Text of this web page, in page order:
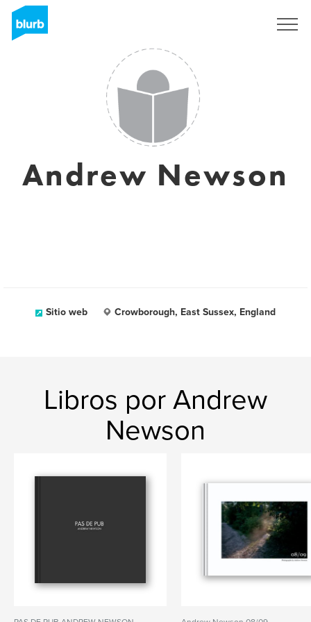
Andrew Newson
Sitio web Crowborough, East Sussex, England
Libros por Andrew
Newson